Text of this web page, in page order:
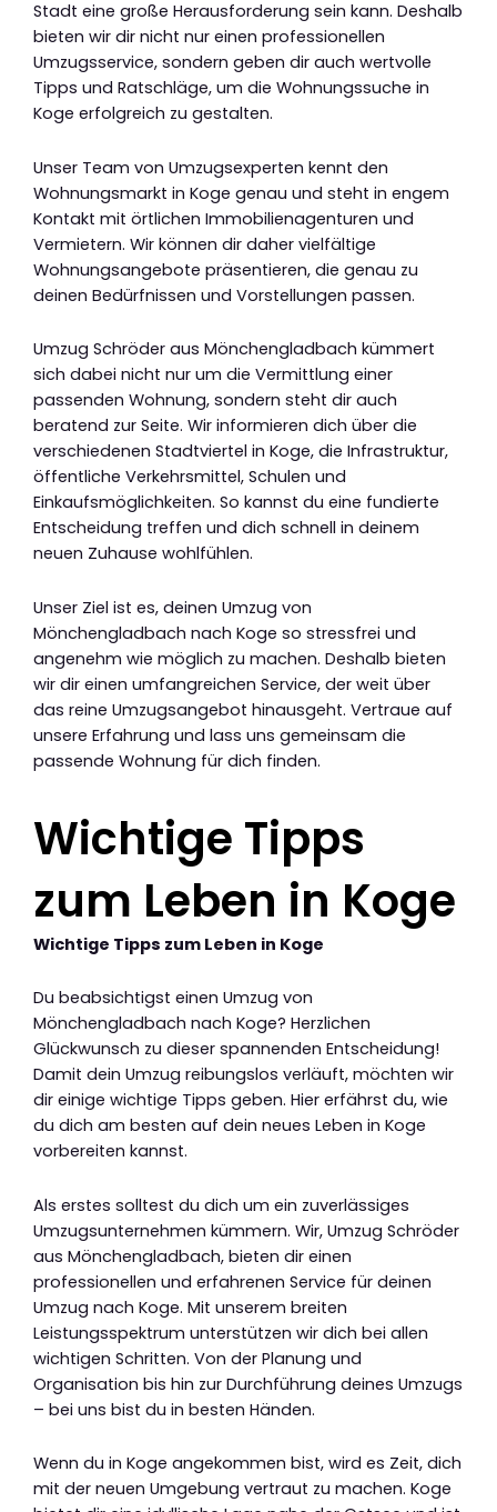
Stadt eine große Herausforderung sein kann. Deshalb
bieten wir dir nicht nur einen professionellen
Umzugsservice, sondern geben dir auch wertvolle
Tipps und Ratschläge, um die Wohnungssuche in
Koge erfolgreich zu gestalten.
Unser Team von Umzugsexperten kennt den
Wohnungsmarkt in Koge genau und steht in engem
Kontakt mit örtlichen Immobilienagenturen und
Vermietern. Wir können dir daher vielfältige
Wohnungsangebote präsentieren, die genau zu
deinen Bedürfnissen und Vorstellungen passen.
Umzug Schröder aus Mönchengladbach kümmert
sich dabei nicht nur um die Vermittlung einer
passenden Wohnung, sondern steht dir auch
beratend zur Seite. Wir informieren dich über die
verschiedenen Stadtviertel in Koge, die Infrastruktur,
öffentliche Verkehrsmittel, Schulen und
Einkaufsmöglichkeiten. So kannst du eine fundierte
Entscheidung treffen und dich schnell in deinem
neuen Zuhause wohlfühlen.
Unser Ziel ist es, deinen Umzug von
Mönchengladbach nach Koge so stressfrei und
angenehm wie möglich zu machen. Deshalb bieten
wir dir einen umfangreichen Service, der weit über
das reine Umzugsangebot hinausgeht. Vertraue auf
unsere Erfahrung und lass uns gemeinsam die
passende Wohnung für dich finden.
Wichtige Tipps
zum Leben in Koge
Wichtige Tipps zum Leben in Koge
Du beabsichtigst einen Umzug von
Mönchengladbach nach Koge? Herzlichen
Glückwunsch zu dieser spannenden Entscheidung!
Damit dein Umzug reibungslos verläuft, möchten wir
dir einige wichtige Tipps geben. Hier erfährst du, wie
du dich am besten auf dein neues Leben in Koge
vorbereiten kannst.
Als erstes solltest du dich um ein zuverlässiges
Umzugsunternehmen kümmern. Wir, Umzug Schröder
aus Mönchengladbach, bieten dir einen
professionellen und erfahrenen Service für deinen
Umzug nach Koge. Mit unserem breiten
Leistungsspektrum unterstützen wir dich bei allen
wichtigen Schritten. Von der Planung und
Organisation bis hin zur Durchführung deines Umzugs
– bei uns bist du in besten Händen.
Wenn du in Koge angekommen bist, wird es Zeit, dich
mit der neuen Umgebung vertraut zu machen. Koge